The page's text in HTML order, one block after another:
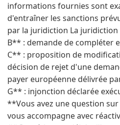
informations fournies sont
d'entraîner les sanctions
par la juridiction La
B** : demande de compléter
C** : proposition de
décision de rejet d'une
payer européenne délivrée
G** : injonction déclarée
**Vous avez une question
vous accompagne avec